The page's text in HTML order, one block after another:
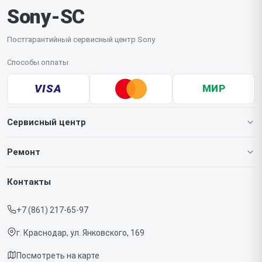
желательно проверить комплектность объектива
и наличие защитных крышек.
Sony-SC
Постгарантийный сервисный центр Sony
Способы оплаты
VISA МИР
Сервисный центр
О нашем сервисе
Срочный ремонт
Доставка и способы оплаты
Ремонт
Игровых приставок
Контакты
+7 (861) 217-65-97
г. Краснодар, ул. Янковского, 169
Посмотреть на карте